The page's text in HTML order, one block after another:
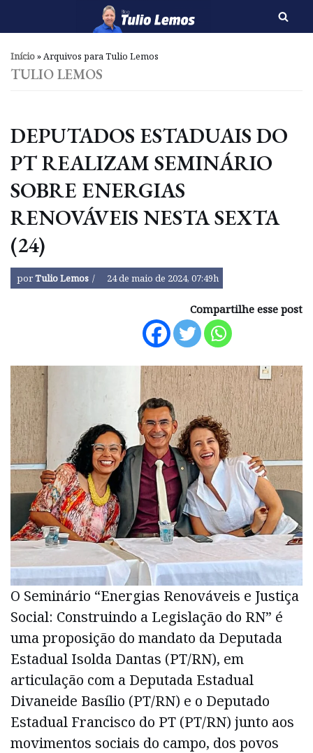
para
o
Início»Arquivos para Tulio Lemos
TULIO LEMOS
DEPUTADOS ESTADUAIS DO
PT REALIZAM SEMINÁRIO
SOBRE ENERGIAS
RENOVÁVEIS NESTA SEXTA
(24)
porTulio Lemos 24 de maio de 2024, 07:49h
Compartilhe esse post
O Seminário “Energias Renováveis e Justiça
Social: Construindo a Legislação do RN” é
uma proposição do mandato da Deputada
Estadual Isolda Dantas (PT/RN), em
articulação com a Deputada Estadual
Divaneide Basílio (PT/RN) e o Deputado
Estadual Francisco do PT (PT/RN) junto aos
movimentos sociais do campo, dos povos